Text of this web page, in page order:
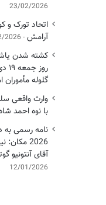
23/02/2026
اتحاد تورک و
آرامش 2026
گلوله
وارث واقعی
با نوه احمد
2026
آقای آنتونیو
12/01/2026